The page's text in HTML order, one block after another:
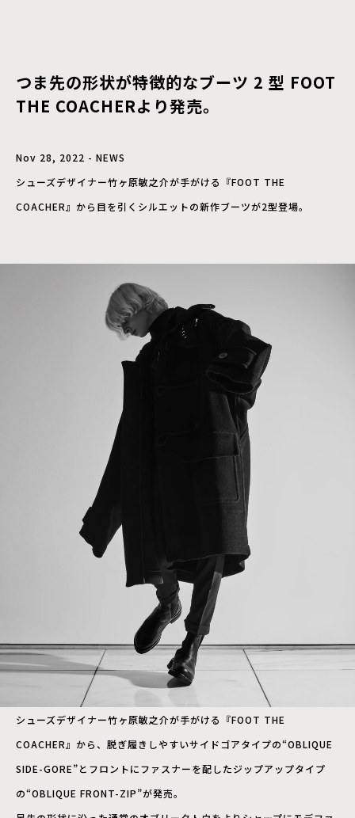
つま先の形状が特徴的なブーツ 2 型 FOOT
THE COACHERより発売。
Nov 28, 2022 - NEWS
シューズデザイナー竹ヶ原敏之介が手がける『FOOT THE
COACHER』から目を引くシルエットの新作ブーツが2型登場。
シューズデザイナー竹ヶ原敏之介が手がける『FOOT THE
COACHER』から、脱ぎ履きしやすいサイドゴアタイプの“OBLIQUE
SIDE-GORE”とフロントにファスナーを配したジップアッ プタイプ
の“OBLIQUE FRONT-ZIP”が発売。